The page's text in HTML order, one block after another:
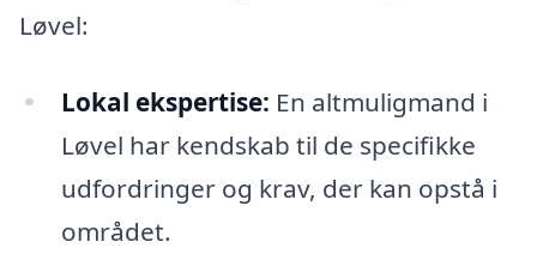
Løvel:
Lokal ekspertise: En altmuligmand i
Løvel har kendskab til de specifikke
udfordringer og krav, der kan opstå i
området.